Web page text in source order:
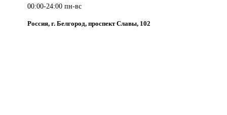
00:00-24:00 пн-вс
Россия, г. Белгород, проспект Славы, 102